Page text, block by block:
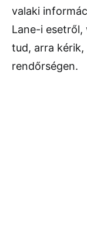
valaki
Lane-i esetről,
tud, arra
rendőrségen.